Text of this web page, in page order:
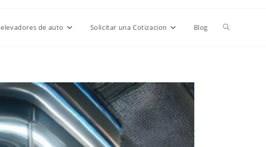
elevadores de auto Solicitar una Cotizacion Blog